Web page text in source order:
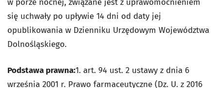
w porze nocnej, związane jest z uprawomocnieniem
się uchwały po upływie 14 dni od daty jej
opublikowania w Dzienniku Urzędowym Województwa
Dolnośląskiego.
Podstawa prawna:1. art. 94 ust. 2 ustawy z dnia 6
września 2001 r. Prawo farmaceutyczne (Dz. U. z 2016